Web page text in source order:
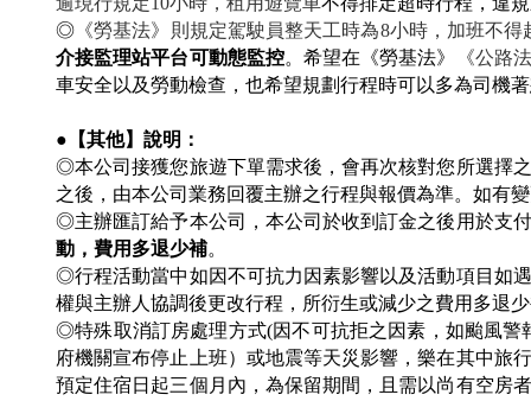
◎ 《勞基法》則規定駕駛員整天工時為8小時，加班不
介接監理站平台可動態監控。希望在《勞基法》
《公路
車安全以及勞動檢查，也希望規劃行程時可以多為司機
●【其他】說明：
◎本公司接獲您旅遊下單需求後，會再次核對您所選擇
之後，由本公司業務回覆主辦之行程與報價為準。如有
◎主辦匯訂給予本公司，本公司於收到訂金之後用於支
動，費用多退少補。
◎行程活動當中如因不可抗力因素影響以及活動項目如
權與主辦人協調後更改行程，所衍生或減少之費用多退
◎特殊取消訂房處理方式(因不可抗拒之因素，如颱風
府機關宣布停止上班）或地震等天災影響，樂在其中旅
預定住宿日起三個月內，為保留期間，且需以尚有空房